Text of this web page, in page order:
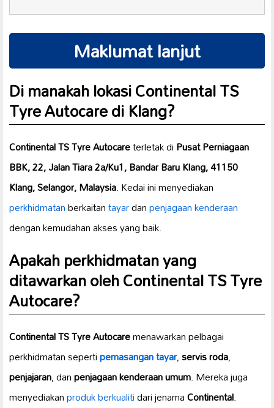
Maklumat lanjut
Di manakah lokasi Continental TS
Tyre Autocare di Klang?
Continental TS Tyre Autocareterletak diPusat Perniagaan
BBK, 22, Jalan Tiara 2a/Ku1, Bandar Baru Klang, 41150
Klang, Selangor, Malaysia. Kedai ini menyediakan
perkhidmatanberkaitantayardanpenjagaan kenderaan
dengan kemudahan akses yang baik.
Apakah perkhidmatan yang
ditawarkan oleh Continental TS Tyre
Autocare?
Continental TS Tyre Autocaremenawarkan pelbagai
perkhidmatan sepertipemasangan tayar,servis roda,
penjajaran, danpenjagaan kenderaan umum. Mereka juga
menyediakanproduk berkualitidari jenamaContinental.